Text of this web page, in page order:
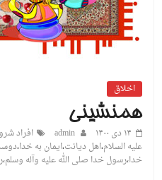
اخلاق
همنشینی
۱۴ دی ۱۴۰۰ admin افراد
علیه السلام،اهل دیانت،ایمان به خدا،
خدا،رسول خدا صلی الله علیه وآله وسلم،